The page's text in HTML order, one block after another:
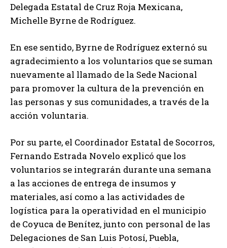
Delegada Estatal de Cruz Roja Mexicana,
Michelle Byrne de Rodríguez.
En ese sentido, Byrne de Rodríguez externó su
agradecimiento a los voluntarios que se suman
nuevamente al llamado de la Sede Nacional
para promover la cultura de la prevención en
las personas y sus comunidades, a través de la
acción voluntaria.
Por su parte, el Coordinador Estatal de Socorros,
Fernando Estrada Novelo explicó que los
voluntarios se integrarán durante una semana
a las acciones de entrega de insumos y
materiales, así como a las actividades de
logística para la operatividad en el municipio
de Coyuca de Benítez, junto con personal de las
Delegaciones de San Luis Potosí, Puebla,